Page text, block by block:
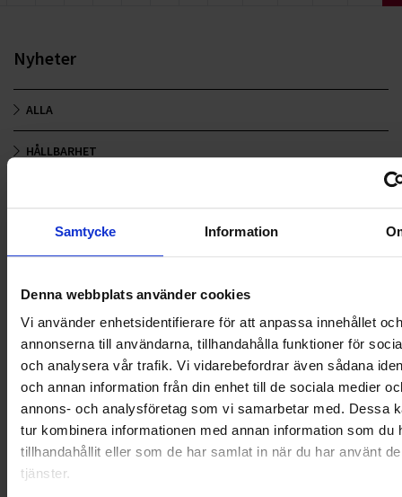
Samtycke Information
Denna webbplats använder cookies
Vi använder enhetsidentifierare för att anpassa innehållet och
annonserna till användarna, tillhandahålla funktioner för
och analysera vår trafik. Vi vidarebefordrar även sådana
och annan information från din enhet till de sociala medier
annons- och analysföretag som vi samarbetar med. Dessa
tur kombinera informationen med annan information som du
tillhandahållit eller som de har samlat in när du har använt
tjänster.
Nyheter
ALLA
HÅLLBARHET
NYA UPPDRAG
OHLSSONS REGION SYD
OHLSSONS REGION VÄST
OHLSSONSKOLLEGOR
RENHÅLLNING
SAMARBETEN